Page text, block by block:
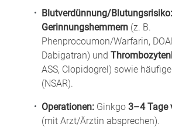
Blutverdünnung/Blutungsrisiko:
Gerinnungshemmern (z. B.
Phenprocoumon/Warfarin,
Dabigatran) und
ASS, Clopidogrel) sowie
(NSAR).
Operationen: Ginkgo 3–4 Tage
(mit Arzt/Ärztin absprechen).